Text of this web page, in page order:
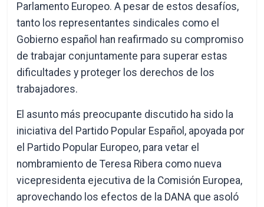
Parlamento Europeo. A pesar de estos desafíos,
tanto los representantes sindicales como el
Gobierno español han reafirmado su compromiso
de trabajar conjuntamente para superar estas
dificultades y proteger los derechos de los
trabajadores.
El asunto más preocupante discutido ha sido la
iniciativa del Partido Popular Español, apoyada por
el Partido Popular Europeo, para vetar el
nombramiento de Teresa Ribera como nueva
vicepresidenta ejecutiva de la Comisión Europea,
aprovechando los efectos de la DANA que asoló